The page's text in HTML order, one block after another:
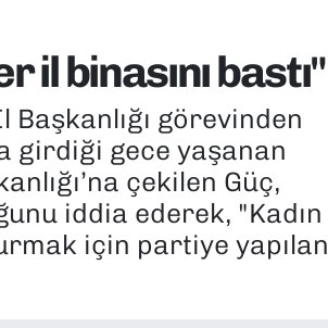
il binasını bastı"
görevinden
girdiği gece yaşanan
çekilen Güç,
iddia ederek, "Kadın
için partiye yapılan